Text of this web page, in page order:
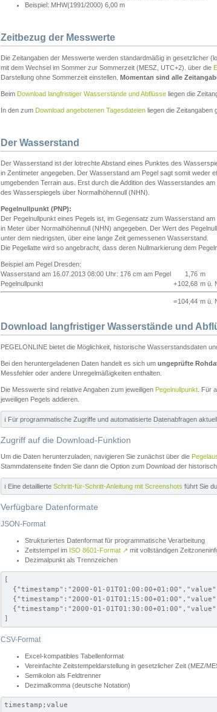
Beispiel: MHW(1991/2000) 6,00 m
Zeitbezug der Messwerte
Die Zeitangaben der Messwerte werden standardmäßig in gesetzlicher
mit dem Wechsel im Sommer zur Sommerzeit (MESZ, UTC+2). über die
Darstellung ohne Sommerzeit einstellen. Momentan sind alle
Beim Download langfristiger Wasserstände und Abflüsse liegen die
In den zum Download angebotenen Tagesdateien liegen die Zeitangaben
Der Wasserstand
Der Wasserstand ist der lotrechte Abstand eines Punktes des
in Zentimeter angegeben. Der Wasserstand am Pegel sagt somit weder
umgebenden Terrain aus. Erst durch die Addition des Wasserstandes
des Wasserspiegels über Normalhöhennull (NHN).
Pegelnullpunkt (PNP):
Der Pegelnullpunkt eines Pegels ist, im Gegensatz zum Wasserstand
in Meter über Normalhöhennull (NHN) angegeben. Der Wert des
unter dem niedrigsten, über eine lange Zeit gemessenen Wasserstand.
Die Pegellatte wird so angebracht, dass deren Nullmarkierung dem
Beispiel am Pegel Dresden:
Wasserstand am 16.07.2013 08:00 Uhr: 176 cm am Pegel
1,76 m
Pegelnullpunkt
+102,68 m ü.
=104,44 m ü.
Download langfristiger Wasserstände und
PEGELONLINE bietet die Möglichkeit, historische Wasserstandsdaten
Bei den heruntergeladenen Daten handelt es sich um ungeprüfte
Messfehler oder andere Unregelmäßigkeiten enthalten.
Die Messwerte sind relative Angaben zum jeweiligen Pegelnullpunkt . Für
jeweiligen Pegels addieren.
ℹ️ Für programmatische Zugriffe und automatisierte Datenabfragen
Zugriff auf die Download-Funktion
Um die Daten herunterzuladen, navigieren Sie zunächst über die
Stammdatenseite finden Sie dann die Option zum Download der
ℹ️ Eine detaillierte Schritt-für-Schritt-Anleitung mit Screenshots führt Sie
Verfügbare Datenformate
JSON-Format
Strukturiertes Datenformat für programmatische Verarbeitung
Zeitstempel im ISO 8601-Format ↗ mit vollständigen
Dezimalpunkt als Trennzeichen
[
{"timestamp":"2000-01-
{"timestamp":"2000-01-
{"timestamp":"2000-01-
]
CSV-Format
Excel-kompatibles Tabellenformat
Vereinfachte Zeitstempeldarstellung in gesetzlicher Zeit (MEZ/
Semikolon als Feldtrenner
Dezimalkomma (deutsche Notation)
timestamp;value